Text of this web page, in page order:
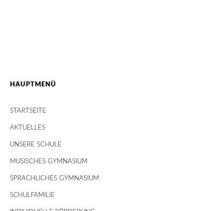
HAUPTMENÜ
STARTSEITE
AKTUELLES
UNSERE SCHULE
MUSISCHES GYMNASIUM
SPRACHLICHES GYMNASIUM
SCHULFAMILIE